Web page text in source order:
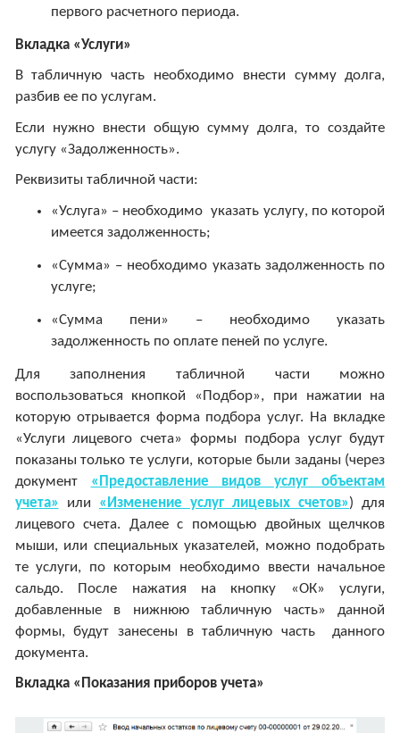
первого расчетного периода.
Вкладка «Услуги»
В табличную часть необходимо внести сумму долга,
разбив ее по услугам.
Если нужно внести общую сумму долга, то создайте
услугу «Задолженность».
Реквизиты табличной части:
«Услуга» – необходимо указать услугу, по которой
имеется задолженность;
«Сумма» – необходимо указать задолженность по
услуге;
«Сумма пени» – необходимо указать
задолженность по оплате пеней по услуге.
Для заполнения табличной части можно
воспользоваться кнопкой «Подбор», при нажатии на
которую отрывается форма подбора услуг. На вкладке
«Услуги лицевого счета» формы подбора услуг будут
показаны только те услуги, которые были заданы (через
документ «Предоставление видов услуг объектам
учета» или «Изменение услуг лицевых счетов») для
лицевого счета. Далее с помощью двойных щелчков
мыши, или специальных указателей, можно подобрать
те услуги, по которым необходимо ввести начальное
сальдо. После нажатия на кнопку «ОК» услуги,
добавленные в нижнюю табличную часть» данной
формы, будут занесены в табличную часть данного
документа.
Вкладка «Показания приборов учета»